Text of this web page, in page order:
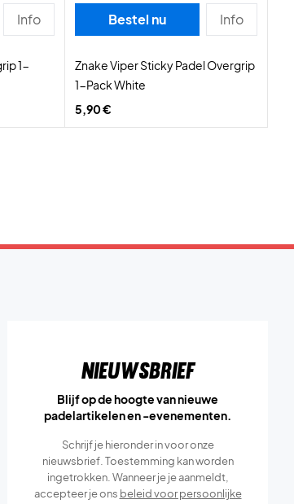
Info
1-
Bestel nu Info
Znake Viper Sticky Padel Overgrip
1-Pack White
5,90 €
Nieuwsbrief
Blijf op de hoogte van nieuwe
padelartikelen en -evenementen.
Schrijf je hieronder in voor onze
nieuwsbrief. Toestemming kan worden
ingetrokken. Wanneer je je aanmeldt,
accepteer je ons beleid voor persoonlijke